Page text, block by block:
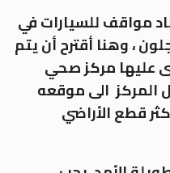
مواقف للسيارات في
، وهنا أقترح أن يتم
عليها مركز صحي
المركز الى موقعه
قطع الأراضي